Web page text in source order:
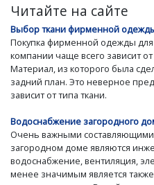
Читайте на сайте
Выбор ткани фирменной
Покупка фирменной одежды для
компании чаще всего зависит
Материал, из которого была
задний план. Это неверное
зависит от типа ткани.
Водоснабжение загородного
Очень важными
загородном доме являются
водоснабжение, вентиляция,
менее значимым является